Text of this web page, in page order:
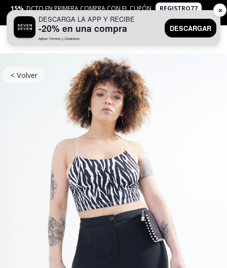
15% DCTO EN PRIMERA COMPRA CON EL CUPÓN
REGISTRO77
APLICANTYC
< Volver
DESCARGA LA APP Y RECIBE
-20% en una compra
Aplican Términos y Condiciones
DESCARGAR
✕